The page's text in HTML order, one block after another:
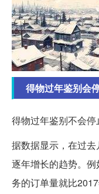
得物过年鉴别会
得物过年鉴别不会停
据数据显示，在过
逐年增长的趋势。
务的订单量就比